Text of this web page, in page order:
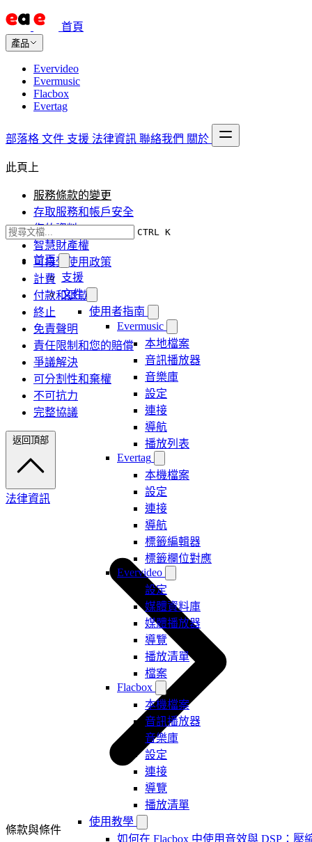
首頁
產品
Evervideo
Evermusic
Flacbox
Evertag
部落格 文件 支援 法律資訊 聯絡我們 關於
CTRL K
首頁
支援
文件
使用者指南
Evermusic
本地檔案
音訊播放器
音樂庫
設定
連接
導航
播放列表
Evertag
本機檔案
設定
連接
導航
標籤編輯器
標籤欄位對應
Evervideo
設定
媒體資料庫
媒體播放器
導覽
播放清單
檔案
Flacbox
本機檔案
音訊播放器
音樂庫
設定
連接
導覽
播放清單
使用教學
如何在 Flacbox 中使用音效與 DSP：壓
此頁上
服務條款的變更
存取服務和帳戶安全
您的資料
智慧財產權
可接受使用政策
計費
付款和退款
終止
免責聲明
責任限制和您的賠償
爭議解決
可分割性和棄權
不可抗力
完整協議
返回頂部
法律資訊
條款與條件